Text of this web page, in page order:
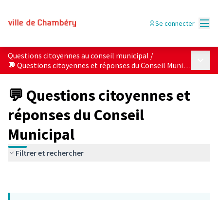
Se connecter
Questions citoyennes au conseil municipal /
💬 Questions citoyennes et réponses du Conseil Municipal
💬 Questions citoyennes et
réponses du Conseil
Municipal
Filtrer et rechercher